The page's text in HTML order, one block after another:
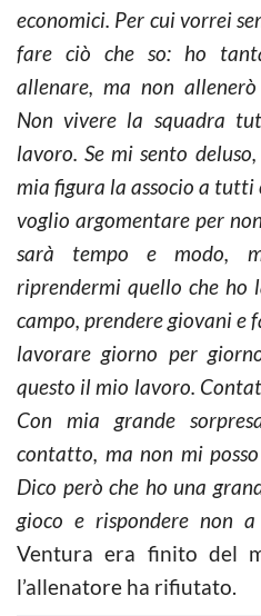
economici. Per cui vorrei
fare ciò che so: ho
allenare, ma non
Non vivere la squadra
lavoro. Se mi sento
mia figura la associo a
voglio argomentare per
sarà tempo e modo,
riprendermi quello che ho
campo, prendere giovani
lavorare giorno per
questo il mio lavoro.
Con mia grande
contatto, ma non mi
Dico però che ho una
gioco e rispondere non
Ventura era finito del
l’allenatore ha rifiutato.